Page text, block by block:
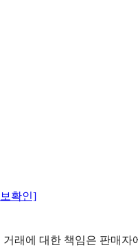
확인]
래에 대한 책임은 판매자